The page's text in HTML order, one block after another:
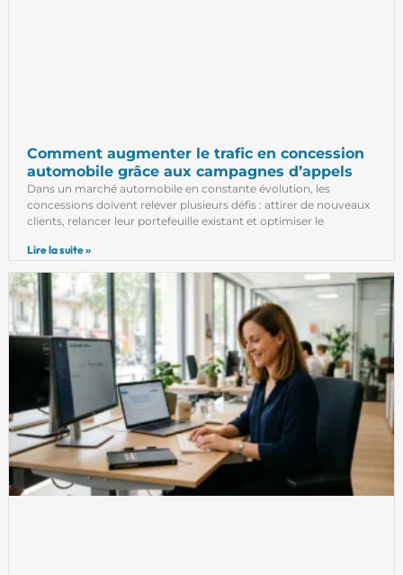
Comment augmenter le trafic en concession
automobile grâce aux campagnes d’appels
Dans un marché automobile en constante évolution, les
concessions doivent relever plusieurs défis : attirer de nouveaux
clients, relancer leur portefeuille existant et optimiser le
Lire la suite »